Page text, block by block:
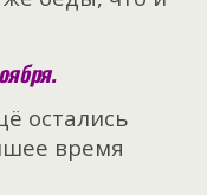
остались
время